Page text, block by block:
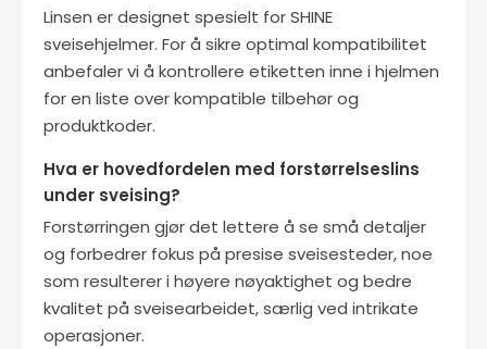
Linsen er designet spesielt for SHINE
sveisehjelmer. For å sikre optimal kompatibilitet
anbefaler vi å kontrollere etiketten inne i hjelmen
for en liste over kompatible tilbehør og
produktkoder.
Hva er hovedfordelen med forstørrelseslins
under sveising?
Forstørringen gjør det lettere å se små detaljer
og forbedrer fokus på presise sveisesteder, noe
som resulterer i høyere nøyaktighet og bedre
kvalitet på sveisearbeidet, særlig ved intrikate
operasjoner.